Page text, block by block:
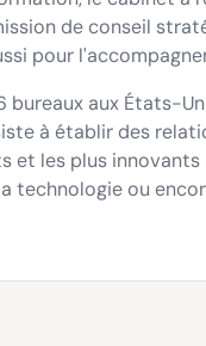
de conseil
pour
bureaux aux États-
à établir des
et les plus
technologie ou